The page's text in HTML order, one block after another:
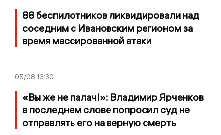
88 беспилотников ликвидировали над
соседним с Ивановским регионом за
время массированной атаки
05/08 13:30
«Вы же не палач!»: Владимир Ярченков
в последнем слове попросил суд не
отправлять его на верную смерть